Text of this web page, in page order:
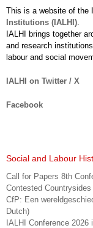
This is a website of the
Institutions (IALHI)
IALHI brings together
and research
labour and social
IALHI on Twitter / X
Facebook
Social and Labour
Call for Papers 8th
Contested Countrysides
CfP: Een
Dutch)
IALHI Conference